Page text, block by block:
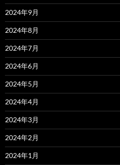
2024年9月
2024年8月
2024年7月
2024年6月
2024年5月
2024年4月
2024年3月
2024年2月
2024年1月